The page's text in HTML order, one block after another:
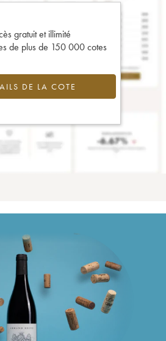
gratuit et illimité
de plus de 150 000 cotes
DE LA COTE